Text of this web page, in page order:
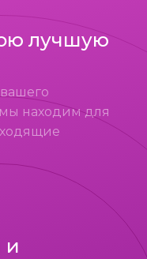
лучшую
находим для
и